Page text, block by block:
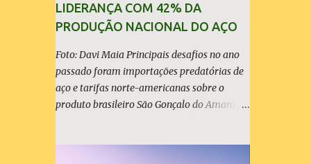
LIDERANÇA COM 42% DA
PRODUÇÃO NACIONAL DO AÇO
Foto: Davi Maia Principais desafios no ano
passado foram importações predatórias de
aço e tarifas norte-americanas sobre o
produto brasileiro São Gonçalo do Amarante